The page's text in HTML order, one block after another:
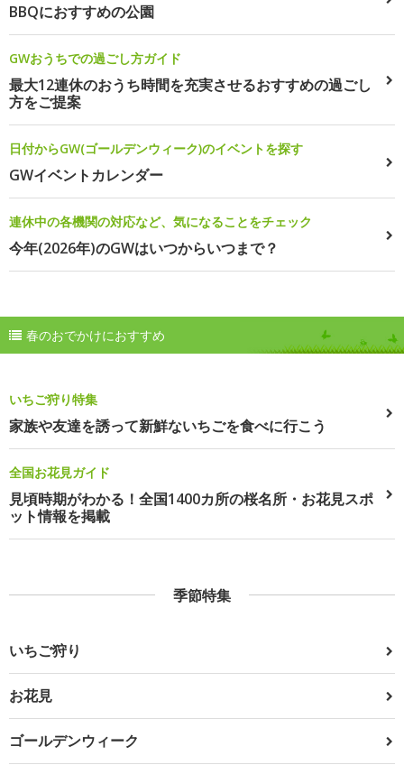
BBQにおすすめの公園
GWおうちでの過ごし方ガイド
最大12連休のおうち時間を充実させるおすすめの過ごし
方をご提案
日付からGW(ゴールデンウィーク)のイベントを探す
GWイベントカレンダー
連休中の各機関の対応など、気になることをチェック
今年(2026年)のGWはいつからいつまで？
春のおでかけにおすすめ
いちご狩り特集
家族や友達を誘って新鮮ないちごを食べに行こう
全国お花見ガイド
見頃時期がわかる！全国1400カ所の桜名所・お花見スポ
ット情報を掲載
季節特集
いちご狩り
お花見
ゴールデンウィーク